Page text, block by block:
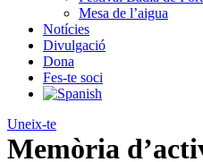
Mesa de l’aigua
Notícies
Divulgació
Dona
Fes-te soci
Uneix-te
Memòria